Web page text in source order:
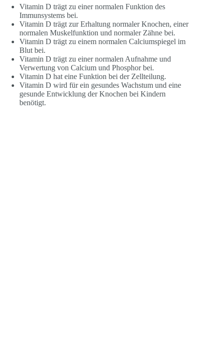
Vitamin D trägt zu einer normalen Funktion des
Immunsystems bei.
Vitamin D trägt zur Erhaltung normaler Knochen, einer
normalen Muskelfunktion und normaler Zähne bei.
Vitamin D trägt zu einem normalen Calciumspiegel im
Blut bei.
Vitamin D trägt zu einer normalen Aufnahme und
Verwertung von Calcium und Phosphor bei.
Vitamin D hat eine Funktion bei der Zellteilung.
Vitamin D wird für ein gesundes Wachstum und eine
gesunde Entwicklung der Knochen bei Kindern
benötigt.